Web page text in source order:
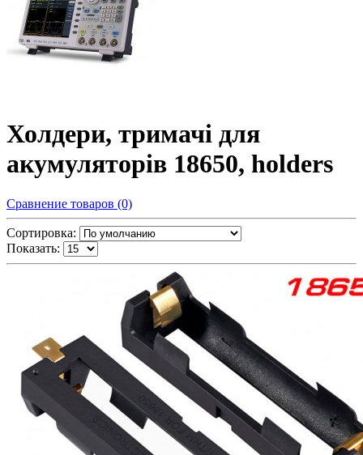
Холдери, тримачі для
акумуляторів 18650, holders
Сравнение товаров (0)
Сортировка:
Показать: